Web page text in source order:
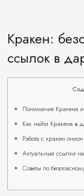
Кракен:
ссылок в
Понимание Кракена и
Как найти Кракена в
Работа с кракен онион
Актуальные ссылки
Советы по